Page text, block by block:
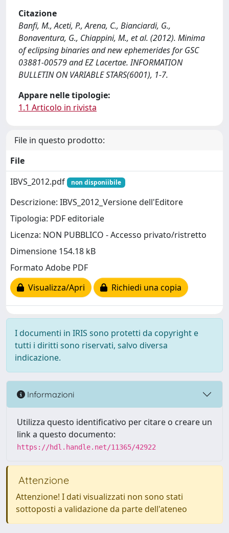
Citazione
Banfi, M., Aceti, P., Arena, C., Bianciardi, G.,
Bonaventura, G., Chiappini, M., et al. (2012). Minima
of eclipsing binaries and new ephemerides for GSC
03881-00579 and EZ Lacertae. INFORMATION
BULLETIN ON VARIABLE STARS(6001), 1-7.
Appare nelle tipologie:
1.1 Articolo in rivista
File in questo prodotto:
File
IBVS_2012.pdf
non disponiibile
Descrizione: IBVS_2012_Versione dell'Editore
Tipologia: PDF editoriale
Licenza: NON PUBBLICO - Accesso privato/ristretto
Dimensione 154.18 kB
Formato Adobe PDF
Visualizza/Apri
Richiedi una copia
I documenti in IRIS sono protetti da copyright e
tutti i diritti sono riservati, salvo diversa
indicazione.
Informazioni
Utilizza questo identificativo per citare o creare un
link a questo documento:
https://hdl.handle.net/11365/42922
Attenzione
Attenzione! I dati visualizzati non sono stati
sottoposti a validazione da parte dell'ateneo